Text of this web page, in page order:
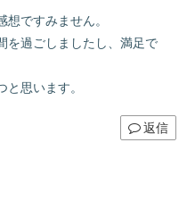
ですみません。
を過ごしましたし、満足で
思います。
返信